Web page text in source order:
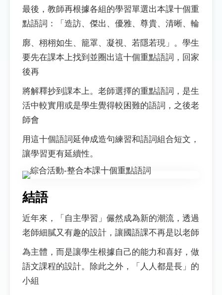
最後，教師再根據各組的學習單選出本課十個重
點語詞：「造訪、傑出、優雅、尊貴、清晰、輪
廓、栩栩如生、籠罩、凝視、若隱若現」。學生
要先在課本上找到並圈出這十個重點語詞，回家
後再
將解釋抄到課本上。老師選擇的重點語詞，是生
活中較實用或是學生覺得較困難的語詞，之後老
師會
用這十個語詞延伸成造句練習和語詞組合短文，
讓學習更有延續性。
結語
近年來，「自主學習」儼然成為新的潮流，透過
老師細膩又有趣的設計，讓國語課不再是以老師
為主體，而是讓學生根據自己的能力和喜好，做
語文課程的設計。除此之外，「人人都是長」的
小組